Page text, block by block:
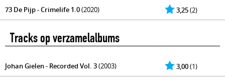
3,25(2)
73 De Pijp - Crimelife 1.0(2020)
Tracks op verzamelalbums
3,00(1)
Johan Gielen - Recorded Vol. 3(2003)